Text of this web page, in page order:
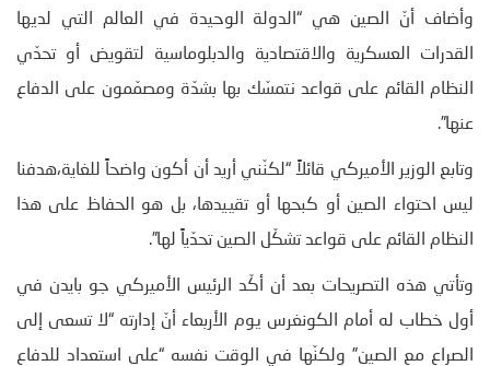
وأضاف أنّ الصين هي “الدولة الوحيدة في العالم التي لديها
القدرات العسكرية والاقتصادية والدبلوماسية لتقويض أو تحدّي
النظام القائم على قواعد نتمسّك بها بشدّة ومصمّمون على الدفاع
عنها”.
وتابع الوزير الأميركي قائلاً “لكنّني أريد أن أكون واضحاً للغاية،هدفنا
ليس احتواء الصين أو كبحها أو تقييدها، بل هو الحفاظ على هذا
النظام القائم على قواعد تشكّل الصين تحدّياً لها”.
وتأتي هذه التصريحات بعد أن أكّد الرئيس الأميركي جو بايدن في
أول خطاب له أمام الكونغرس يوم الأربعاء أنّ إدارته “لا تسعى إلى
الصراع مع الصين” ولكنّها في الوقت نفسه “على استعداد للدفاع